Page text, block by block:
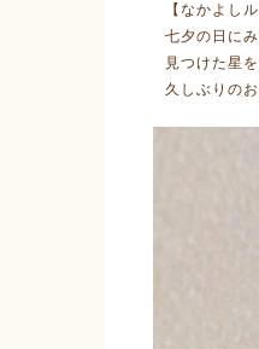
【なかよし
七夕の日に
見つけた星
久しぶりの